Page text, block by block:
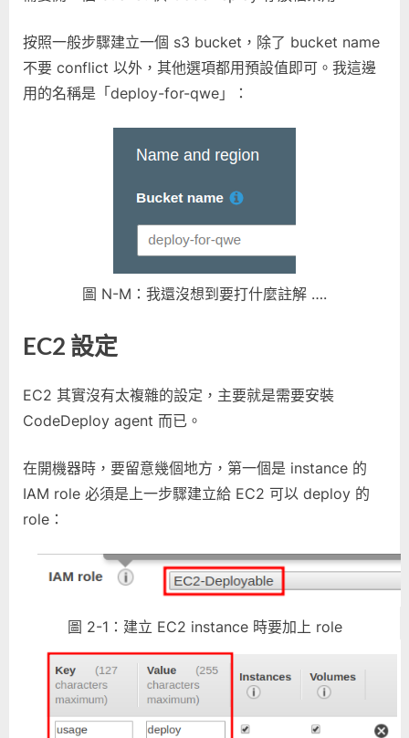
按照一般步驟建立一個 s3 bucket，除了 bucket name
不要 conflict 以外，其他選項都用預設值即可。我這邊
用的名稱是「deploy-for-qwe」：
圖 N-M：我還沒想到要打什麼註解 ….
EC2 設定
EC2 其實沒有太複雜的設定，主要就是需要安裝
CodeDeploy agent 而已。
在開機器時，要留意幾個地方，第一個是 instance 的
IAM role 必須是上一步驟建立給 EC2 可以 deploy 的
role：
圖 2-1：建立 EC2 instance 時要加上 role